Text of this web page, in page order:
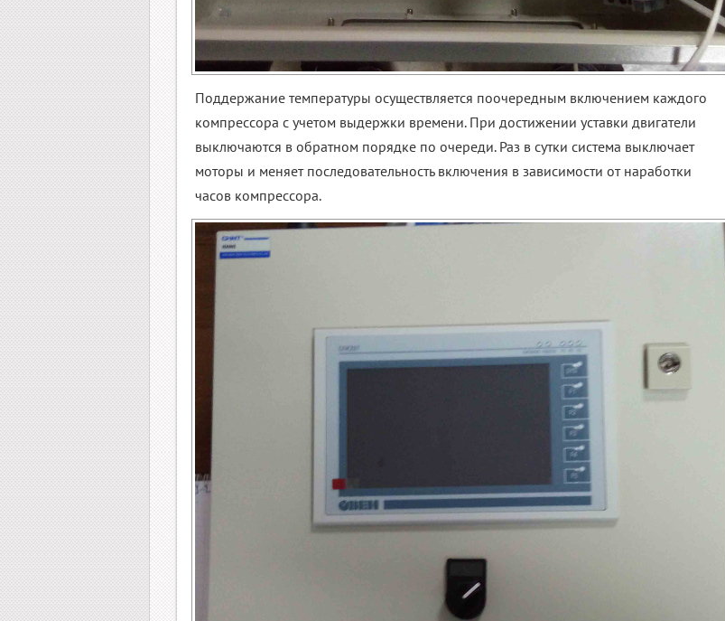
Поддержание температуры осуществляется поочередным включением каждого
компрессора с учетом выдержки времени. При достижении уставки двигатели
выключаются в обратном порядке по очереди. Раз в сутки система выключает
моторы и меняет последовательность включения в зависимости от наработки
часов компрессора.